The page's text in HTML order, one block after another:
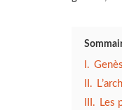
I.
II.
III. Les